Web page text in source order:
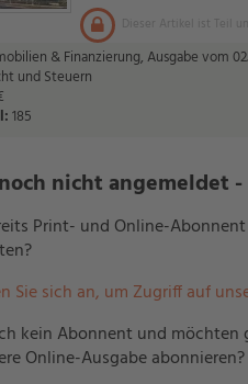
Dieser Artikel ist Teil
& Finanzierung, Ausgabe vom
und Steuern
185
nicht angemeldet
Print- und Online-
Sie sich an, um Zugriff auf
kein Abonnent und
Online-Ausgabe abonnieren?